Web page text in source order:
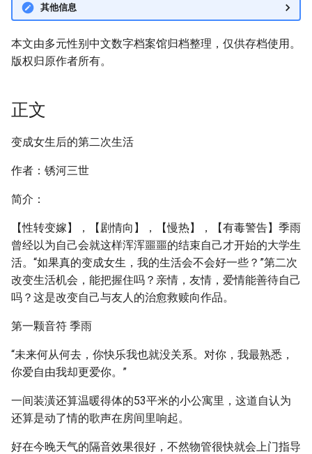
其他信息
本文由多元性别中文数字档案馆归档整理，仅供存档使用。
版权归原作者所有。
正文
变成女生后的第二次生活
作者：锈河三世
简介：
【性转变嫁】，【剧情向】，【慢热】，【有毒警告】季雨
曾经以为自己会就这样浑浑噩噩的结束自己才开始的大学生
活。“如果真的变成女生，我的生活会不会好一些？”第二次
改变生活机会，能把握住吗？亲情，友情，爱情能善待自己
吗？这是改变自己与友人的治愈救赎向作品。
第一颗音符 季雨
“未来何从何去，你快乐我也就没关系。对你，我最熟悉，
你爱自由我却更爱你。”
一间装潢还算温暖得体的53平米的小公寓里，这道自认为
还算是动了情的歌声在房间里响起。
好在今晚天气的隔音效果很好，不然物管很快就会上门指导